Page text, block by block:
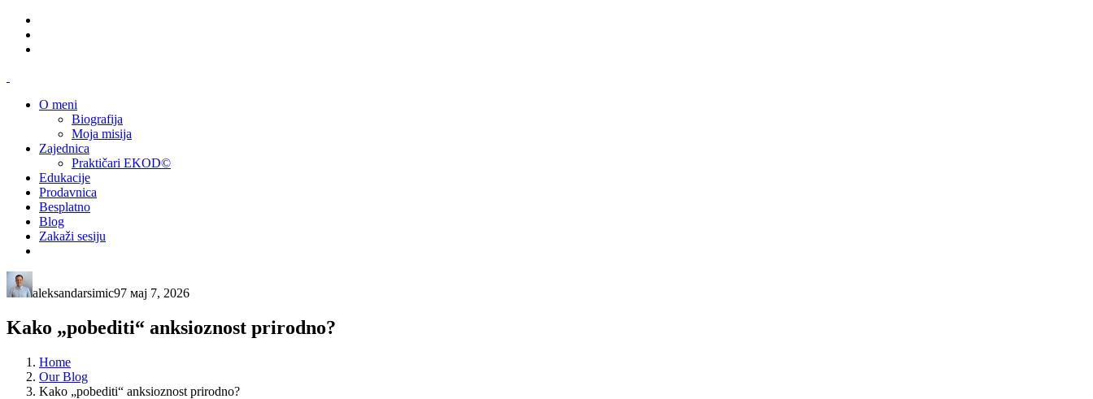
O meni
Biografija
Moja misija
Zajednica
Praktičari EKOD©
Edukacije
Prodavnica
Besplatno
Blog
Zakaži sesiju
aleksandarsimic97 мај 7, 2026
Kako „pobediti“ anksioznost prirodno?
Home
Our Blog
Kako „pobediti“ anksioznost prirodno?